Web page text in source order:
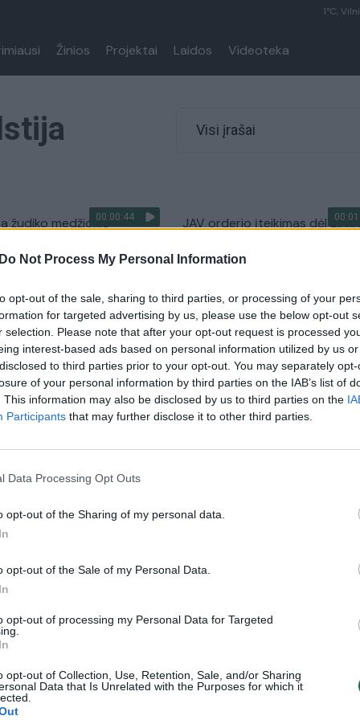
Do Not Process My Personal Information
opt-out of the sale, sharing to third parties, or processing of your
for targeted advertising by us, please use the below opt-out
selection. Please note that after your opt-out request is processed
interest-based ads based on personal information utilized by us
to third parties prior to your opt-out. You may separately
of your personal information by third parties on the IAB’s list of
This information may also be disclosed by us to third parties on the
Participants that may further disclose it to other third parties.
Data Processing Opt Outs
opt-out of the Sharing of my personal data.
opt-out of the Sale of my Personal Data.
opt-out of processing my Personal Data for Targeted
opt-out of Collection, Use, Retention, Sale, and/or Sharing
Data that Is Unrelated with the Purposes for which it
1°C,
Žinios Projektai Laidos Videoteka
Visi įrašai
00:00:44
žudiko medžioklė –
siūlo 35 tūkst. dolerių
JAV orderio įteikimas dėl
policininkai
00:00:50
įvykdytas
per šaudynes žuvo
tarp jų – buvęs
JAV pakrančių apsaugos
prie Šiaurės Karolinos ieško
lėktuvo: juo skrido 8 asmenys
Žinios
00:00:36
pergalė: nugalėjo
Sportas
Šiurpūs vaizdai iš uragano
vyro gyvybės
Pasaulis
riaušių paskelbta nepaprastoji
Žinios Pasaulis